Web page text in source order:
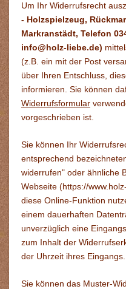
Um Ihr Widerrufsrecht
- Holzspielzeug,
Markranstädt, Telefon
info@holz-liebe.de)
(z.B. ein mit der Post
über Ihren Entschluss,
informieren. Sie können
Widerrufsformular
vorgeschrieben ist.
Sie können Ihr
entsprechend
widerrufen" oder ähnliche
Webseite (https://
diese Online-Funktion
einem dauerhaften
unverzüglich eine
zum Inhalt der
der Uhrzeit ihres Eingangs.
Sie können das Muster-